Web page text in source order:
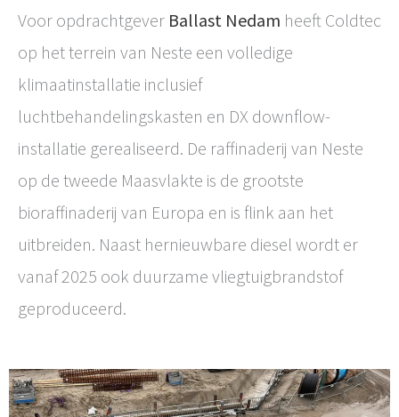
Voor opdrachtgever Ballast Nedam heeft Coldtec
op het terrein van Neste een volledige
klimaatinstallatie inclusief
luchtbehandelingskasten en DX downflow-
installatie gerealiseerd. De raffinaderij van Neste
op de tweede Maasvlakte is de grootste
bioraffinaderij van Europa en is flink aan het
uitbreiden. Naast hernieuwbare diesel wordt er
vanaf 2025 ook duurzame vliegtuigbrandstof
geproduceerd.